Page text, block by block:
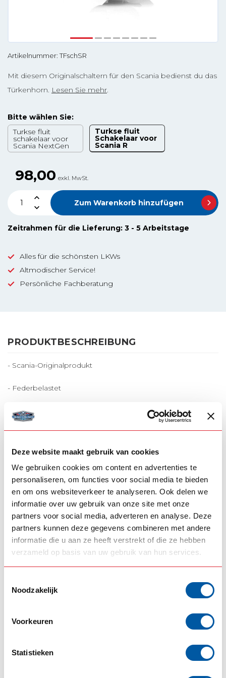
Deze website maakt gebruik van cookies
We gebruiken cookies om content en advertenties te
personaliseren, om functies voor social media te bieden
en om ons websiteverkeer te analyseren. Ook delen we
informatie over uw gebruik van onze site met onze
partners voor social media, adverteren en analyse. Deze
partners kunnen deze gegevens combineren met andere
informatie die u aan ze heeft verstrekt of die ze hebben
verzameld op basis van uw gebruik van hun services.
Noodzakelijk
Voorkeuren
Statistieken
Artikelnummer: TFschSR
Mit diesem Originalschaltern für den Scania bedienst du das
Türkenhorn. Lesen Sie mehr.
Bitte wählen Sie:
Turkse fluit
schakelaar voor
Scania NextGen
Turkse fluit
Schakelaar voor
Scania R
98,00 exkl. MwSt.
Zum Warenkorb hinzufügen
Zeitrahmen für die Lieferung: 3 - 5 Arbeitstage
Alles für die schönsten LKWs
Altmodischer Service!
Persönliche Fachberatung
PRODUKTBESCHREIBUNG
- Scania-Originalprodukt
- Federbelastet
- perfekte Verarbeitung
- Macht Freude!
- triff deine Wahl für R oder Nextgen
ERGÄNZENDE PRODUKTE
SCANIA
Hornblasters Schalter
Scania R / NG
Auf Lager
€98,00
SCANIA
€98,00
Scania R / NGS €98,00